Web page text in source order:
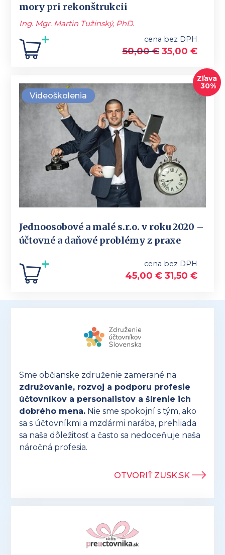
mory pri rekonštrukcii
Ing. Mgr. Martin Tužinský, PhD.
cena bez DPH
50,00€ 35,00 €
Videoškolenia
Zľava
30%
Jednoosobové a malé s.r.o. v roku 2020 –
účtovné a daňové problémy z praxe
cena bez DPH
45,00€ 31,50 €
Sme občianske združenie zamerané na
združovanie, rozvoj a podporu profesie
účtovníkov a personalistov a šírenie ich
dobrého mena. Nie sme spokojní s tým, ako
sa s účtovníkmi a mzdármi narába, prehliada
sa naša dôležitosť a často sa nedoceňuje naša
náročná profesia.
OTVORIŤ ZUSK.SK